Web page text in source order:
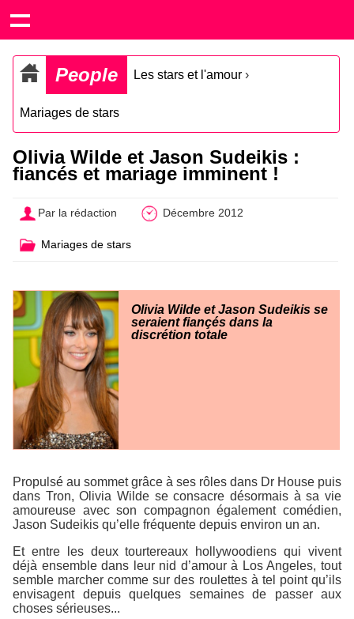
People Les stars et l'amour ›
Mariages de stars
Olivia Wilde et Jason Sudeikis :
fiancés et mariage imminent !
Par la rédaction Décembre 2012
Mariages de stars
Olivia Wilde et Jason Sudeikis se
seraient fiançés dans la
discrétion totale
Propulsé au sommet grâce à ses rôles dans Dr House puis
dans Tron, Olivia Wilde se consacre désormais à sa vie
amoureuse avec son compagnon également comédien,
Jason Sudeikis qu’elle fréquente depuis environ un an.
Et entre les deux tourtereaux hollywoodiens qui vivent
déjà ensemble dans leur nid d’amour à Los Angeles, tout
semble marcher comme sur des roulettes à tel point qu’ils
envisagent depuis quelques semaines de passer aux
choses sérieuses...